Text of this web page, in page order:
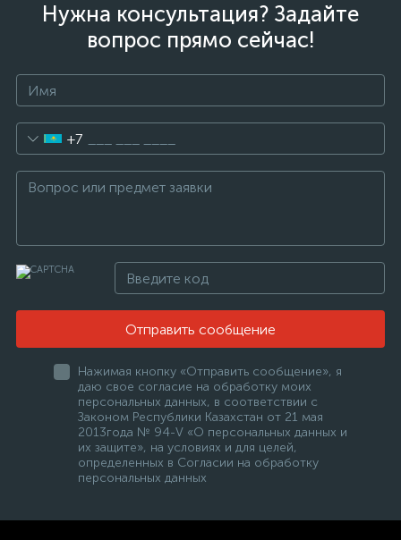
Нужна консультация? Задайте
вопрос прямо сейчас!
+7
Отправить сообщение
Нажимая кнопку «Отправить сообщение», я
даю свое согласие на обработку моих
персональных данных, в соответствии с
Законом Республики Казахстан от 21 мая
2013года № 94-V «О персональных данных и
их защите», на условиях и для целей,
определенных в Согласии на обработку
персональных данных